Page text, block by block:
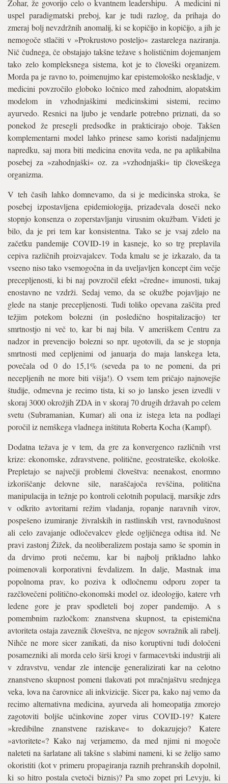
Zohar, že govorijo celo o kvantnem leadershipu. A medicini ni
uspel paradigmatski preboj, kar je tudi razlog, da prihaja do
zmeraj bolj nevzdržnih anomalij, ki se kopičijo in kopičijo, a jih je
nemogoče stlačiti v »Prokrustovo posteljo« zastarelega naziranja.
Nič čudnega, če obstajajo takšne težave s holističnim dojemanjem
tako zelo kompleksnega sistema, kot je to človeški organizem.
Morda pa je ravno to, poimenujmo kar epistemološko neskladje, v
medicini povzročilo globoko ločnico med zahodnim, alopatskim
modelom in vzhodnjaškimi medicinskimi sistemi, recimo
ayurvedo. Resnici na ljubo je vendarle potrebno priznati, da so
ponekod že presegli predsodke in prakticirajo oboje. Takšen
komplementarni model lahko prinese samo koristi nadaljnjemu
napredku, saj mora biti medicina enovita veda, ne pa aplikabilna
posebej za »zahodnjaški« oz. za »vzhodnjaški« tip človeškega
organizma.
V teh časih lahko domnevamo, da si je medicinska stroka, še
posebej izpostavljena epidemiologija, prizadevala doseči neko
stopnjo konsenza o zoperstavljanju virusnim okužbam. Videti je
bilo, da je pri tem kar konsistentna. Tako se je vsaj zdelo na
začetku pandemije COVID-19 in kasneje, ko so trg preplavila
cepiva različnih proizvajalcev. Toda kmalu se je izkazalo, da ta
vseeno niso tako vsemogočna in da uveljavljen koncept čim večje
precepljenosti, ki bi naj povzročil efekt »čredne« imunosti, tukaj
enostavno ne vzdrži. Sedaj vemo, da se okužbe pojavljajo ne
glede na stanje precepljenosti. Tudi toliko opevana zaščita pred
težjim potekom bolezni (in posledično hospitalizacijo) ter
smrtnostjo ni več to, kar bi naj bila. V ameriškem Centru za
nadzor in prevencijo bolezni so npr. ugotovili, da se je stopnja
smrtnosti med cepljenimi od januarja do maja lanskega leta,
povečala od 0 do 15,1% (seveda pa to ne pomeni, da pri
necepljenih ne more biti višja!). O vsem tem pričajo najnovejše
študije, odmevna je recimo tista, ki so jo lansko jesen izvedli v
skoraj 3000 okrožjih ZDA in v skoraj 70 drugih državah po celem
svetu (Subramanian, Kumar) ali ona iz istega leta na podlagi
poročil iz nemškega vladnega inštituta Roberta Kocha (Kampf).
Dodatna težava je v tem, da gre za konvergenco različnih vrst
krize: ekonomske, zdravstvene, politične, geostrateške, ekološke.
Prepletajo se največji problemi človeštva: neenakost, enormno
izkoriščanje delovne sile, naraščajoča revščina, politična
manipulacija in težnje po kontroli celotnih populacij, marsikje zdrs
v odkrito avtoritarni režim vladanja, ropanje naravnih virov,
pospešeno izumiranje živralskih in rastlinskih vrst, ravnodušnost
ali celo zavajanje odločevalcev glede ogljičnega odtisa itd. Ne
pravi zastonj Žižek, da neoliberalizem postaja samo še spomin in
da drvimo proti nečemu, kar bi najbolj prikladno lahko
poimenovali korporativni fevdalizem. In dalje, Mastnak ima
popolnoma prav, ko poziva k odločnemu odporu zoper ta
razčlovečeni politično-ekonomski model oz. ideologijo, katere vrh
ledene gore je prav spodleteli boj zoper pandemijo. A s
pomembnim razločkom: znanstvena skupnost, ta epistemična
avtoriteta ostaja zaveznik človeštva, ne njegov sovražnik ali rabelj.
Nihče ne more sicer zanikati, da niso koruptivni tudi določeni
posamezniki ali morda celo širši krogi v farmacevtski industriji ali
v zdravstvu, vendar zle intencije generalizirati kar na celotno
znanstveno skupnost pomeni tlakovati pot mračnjaštvu srednjega
veka, lova na čarovnice ali inkvizicije. Sicer pa, kako naj vemo da
recimo alternativna medicina, ayurveda ali homeopatija zmorejo
zagotoviti boljše učinkovine zoper virus COVID-19? Katere
»kredibilne znanstvene raziskave« to dokazujejo? Katere
»avtoritete«? Kako naj verjamemo, da med njimi ni mogoče
naleteti na šarlatane ali takšne s slabimi nameni, ki se želijo samo
okoristiti (kot v primeru propagiranja raznih prehranskih dopolnil,
ki so hitro postala cvetoči biznis)? Pa smo zopet pri Levyju, ki